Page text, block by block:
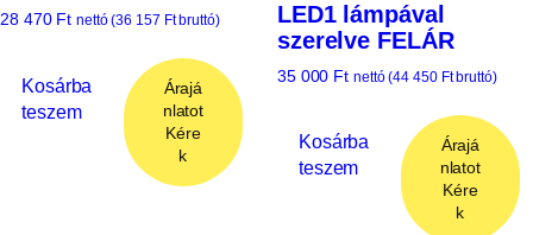
28 470 Ft nettó (36 157 Ftbruttó)
Kosárba
teszem
Árajá
nlatot
Kére
k
LED1 lámpával
szerelve FELÁR
35 000 Ft nettó (44 450 Ftbruttó)
Kosárba
teszem
Árajá
nlatot
Kére
k